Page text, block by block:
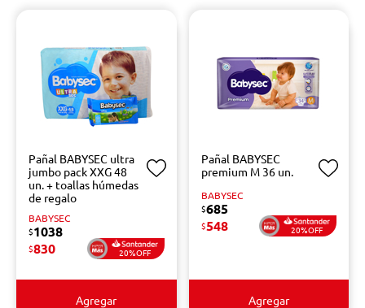
Pañal BABYSEC ultra
jumbo pack XXG 48
un. + toallas húmedas
de regalo
BABYSEC
$1038
$830 20%OFF
Agregar
Pañal BABYSEC
premium M 36 un.
BABYSEC
$685
$548 20%OFF
Agregar